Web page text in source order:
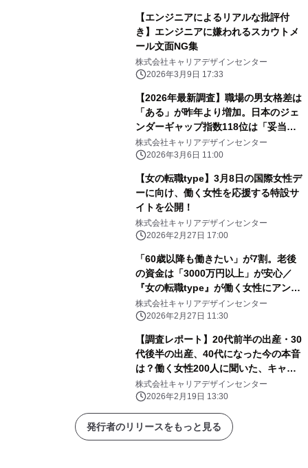
【エンジニアによるリアルな批評付
き】エンジニアに嫌われるスカウトメ
ール文面NG集
株式会社キャリアデザインセンター
2026年3月9日 17:33
【2026年最新調査】職場の男女格差は
「ある」が昨年より増加。日本のジェ
ンダーギャップ指数118位は「妥当・
もっと低い」が7割／『女の転職
type』が働く女性にアンケート
株式会社キャリアデザインセンター
2026年3月6日 11:00
【女の転職type】3月8日の国際女性デ
ーに向け、働く女性を応援する特設サ
イトを公開！
株式会社キャリアデザインセンター
2026年2月27日 17:00
「60歳以降も働きたい」が7割。老後
の資金は「3000万円以上」が安心／
『女の転職type』が働く女性にアンケ
ート【第122回】
株式会社キャリアデザインセンター
2026年2月27日 11:30
【調査レポート】20代前半の出産・30
代後半の出産、40代になった今の本音
は？働く女性200人に聞いた、キャリ
ア視点での「産み時」の正解と後悔
株式会社キャリアデザインセンター
2026年2月19日 13:30
発行者のリリースをもっと見る